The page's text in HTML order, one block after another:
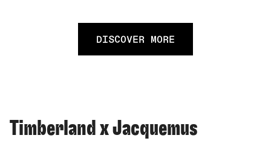
DISCOVER MORE
Timberland x Jacquemus